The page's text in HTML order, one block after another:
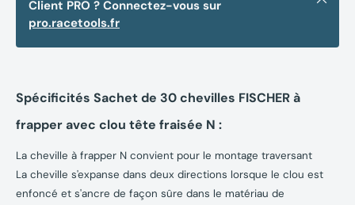
Client PRO ? Connectez-vous sur
pro.racetools.fr
Spécificités Sachet de 30 chevilles FISCHER à
frapper avec clou tête fraisée N :
La cheville à frapper N convient pour le montage traversant
La cheville s'expanse dans deux directions lorsque le clou est
enfoncé et s'ancre de façon sûre dans le matériau de